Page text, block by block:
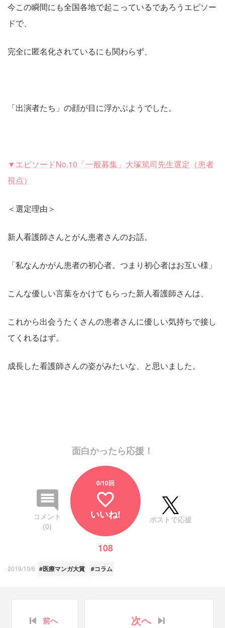
今この瞬間にも全国各地で起こっているであろうエピソー
ドで、
完全に匿名化されているにも関わらず、
「出演者たち」の顔が目に浮かぶようでした。
▼エピソードNo.10「一般募集」大塚篤司先生選定（患者
視点）
＜選定理由＞
新人看護師さんとがん患者さんのお話。
「私なんかがん患者の初心者。つまり初心者はお互い様」
こんな優しい言葉をかけてもらった新人看護師さんは、
これから出会うたくさんの患者さんに優しい気持ちで接し
てくれるはず。
成長した看護師さんの姿がみたいな、と思いました。
面白かったら応援！
コメント
(0)
0/10回
favorite_border
いいね!
108
ポストで応援
2019/10/6 #医療マンガ大賞 #コラム
前へ 次へ